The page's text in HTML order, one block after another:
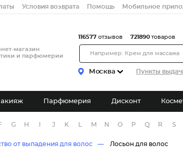
Условия возврата Помощь Мобильное
магазин
и парфюмерии
Москва Пункты
116577 отзывов 721890 товаров
Парфюмерия Дисконт
G H J K M N O P Q R S
от выпадения для волос Лосьон для волос